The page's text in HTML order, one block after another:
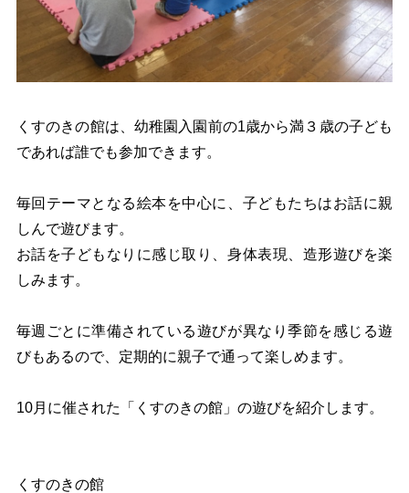
くすのきの館は、幼稚園入園前の1歳から満３歳の子ども
であれば誰でも参加できます。
毎回テーマとなる絵本を中心に、子どもたちはお話に親
しんで遊びます。
お話を子どもなりに感じ取り、身体表現、造形遊びを楽
しみます。
毎週ごとに準備されている遊びが異なり季節を感じる遊
びもあるので、定期的に親子で通って楽しめます。
10月に催された「くすのきの館」の遊びを紹介します。
くすのきの館